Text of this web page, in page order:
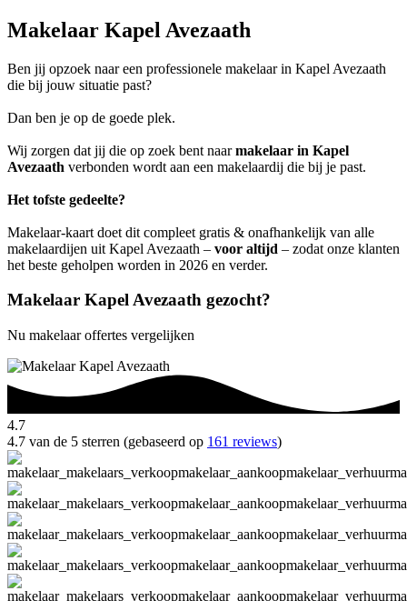
Makelaar Kapel Avezaath
Ben jij opzoek naar een professionele makelaar in Kapel Avezaath
die bij jouw situatie past?
Dan ben je op de goede plek.
Wij zorgen dat jij die op zoek bent naarmakelaar in Kapel
Avezaath verbonden wordt aan een makelaardij die bij je past.
Het tofste gedeelte?
Makelaar-kaart doet dit compleet gratis & onafhankelijk van alle
makelaardijen uit Kapel Avezaath – voor altijd – zodat onze klanten
het beste geholpen worden in 2026 en verder.
Makelaar Kapel Avezaath gezocht?
Nu makelaar offertes vergelijken
4.7
4.7 van de 5 sterren (gebaseerd op 161 reviews)